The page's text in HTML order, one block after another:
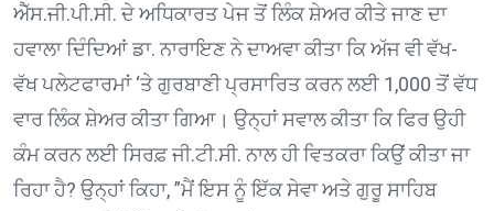
ਐੱਸ.ਜੀ.ਪੀ.ਸੀ. ਦੇ ਅਧਿਕਾਰਤ ਪੇਜ ਤੋਂ ਲਿੰਕ ਸ਼ੇਅਰ ਕੀਤੇ ਜਾਣ ਦਾ
ਹਵਾਲਾ ਦਿੰਦਿਆਂ ਡਾ. ਨਾਰਾਇਣ ਨੇ ਦਾਅਵਾ ਕੀਤਾ ਕਿ ਅੱਜ ਵੀ ਵੱਖ-
ਵੱਖ ਪਲੇਟਫਾਰਮਾਂ ‘ਤੇ ਗੁਰਬਾਣੀ ਪ੍ਰਸਾਰਿਤ ਕਰਨ ਲਈ 1,000 ਤੋਂ ਵੱਧ
ਵਾਰ ਲਿੰਕ ਸ਼ੇਅਰ ਕੀਤਾ ਗਿਆ। ਉਨ੍ਹਾਂ ਸਵਾਲ ਕੀਤਾ ਕਿ ਫਿਰ ਉਹੀ
ਕੰਮ ਕਰਨ ਲਈ ਸਿਰਫ਼ ਜੀ.ਟੀ.ਸੀ. ਨਾਲ ਹੀ ਵਿਤਕਰਾ ਕਿਉਂ ਕੀਤਾ ਜਾ
ਰਿਹਾ ਹੈ? ਉਨ੍ਹਾਂ ਕਿਹਾ, ”ਮੈਂ ਇਸ ਨੂੰ ਇੱਕ ਸੇਵਾ ਅਤੇ ਗੁਰੂ ਸਾਹਿਬ